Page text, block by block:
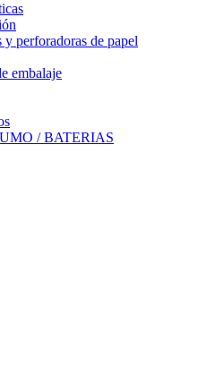
y perforadoras de papel
embalaje
/ BATERIAS